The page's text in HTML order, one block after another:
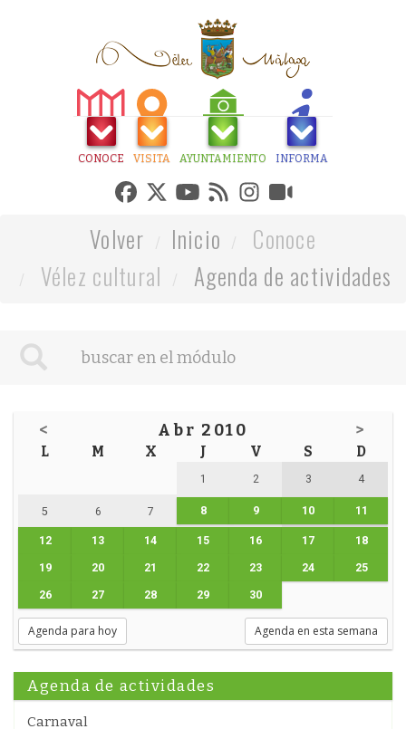
CONOCE VISITA AYUNTAMIENTO INFORMA
Volver Inicio
Conoce
Vélez cultural
Agenda de actividades
< Abr 2010 >
L M X J V S D
1 2 3 4
5 6 7 8 9 10 11
12 13 14 15 16 17 18
19 20 21 22 23 24 25
26 27 28 29 30
Agenda para hoy Agenda en esta semana
Agenda de actividades
Carnaval